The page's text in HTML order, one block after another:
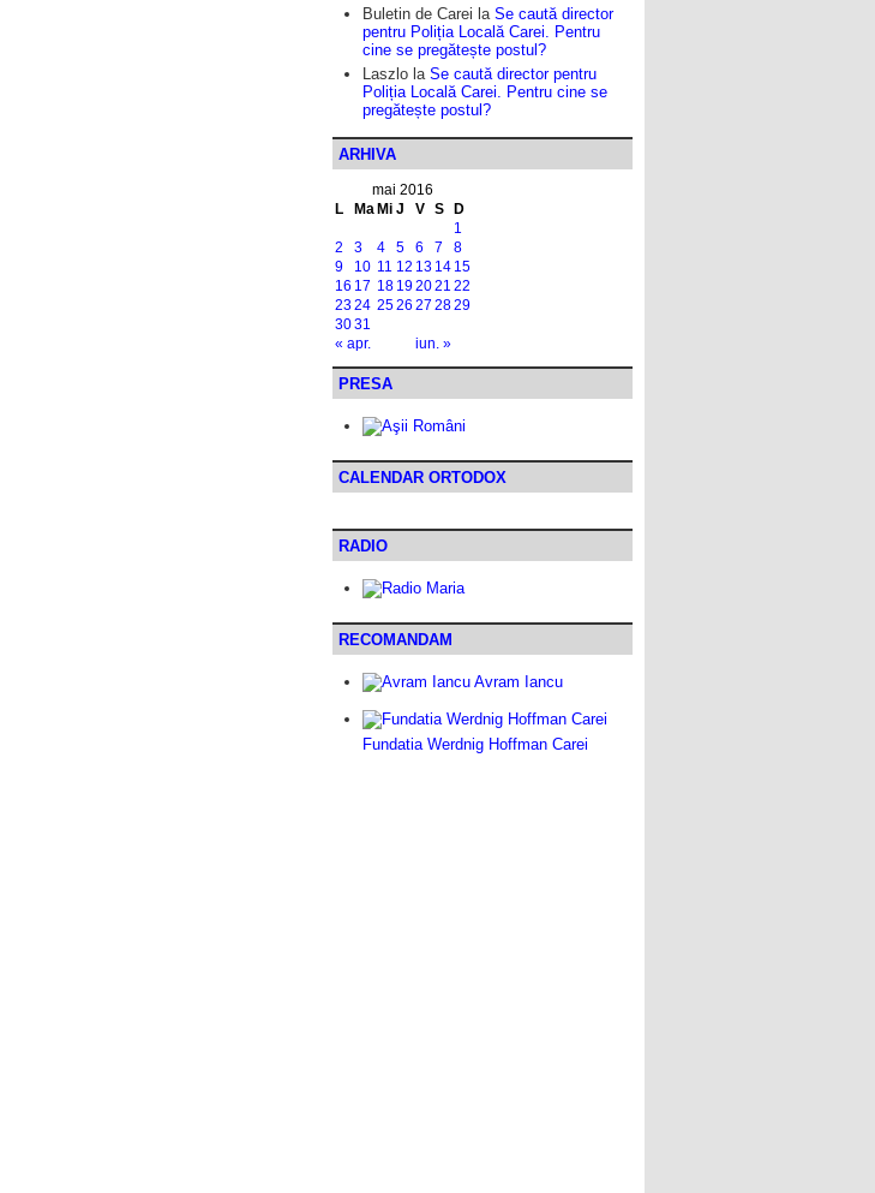
Buletin de Carei la Se caută director
pentru Poliția Locală Carei. Pentru
cine se pregătește postul?
Laszlo la Se caută director pentru
Poliția Locală Carei. Pentru cine se
pregătește postul?
ARHIVA
mai 2016
L
Ma Mi J V S D
« apr. iun. »
1
2
3 4 5 6 7
8
9
10 11 12 13 14 15
16 17 18 192021 22
2324 2526 27 2829
3031
PRESA
CALENDAR ORTODOX
RADIO
RECOMANDAM
Avram Iancu
Fundatia Werdnig Hoffman Carei